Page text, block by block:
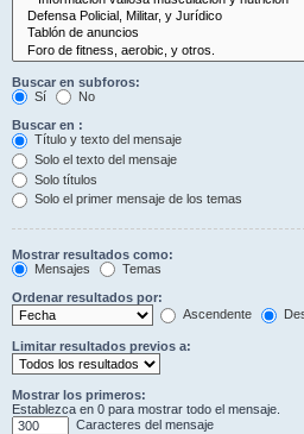
Buscar en subforos:
Sí
No
Buscar en :
Título y texto del mensaje
Solo el texto del mensaje
Solo títulos
Solo el primer mensaje de los temas
Mostrar resultados como:
Mensajes
Temas
Ordenar resultados por:
Ascendente
Limitar resultados previos a:
Mostrar los primeros:
Establezca en 0 para mostrar todo el mensaje.
Caracteres del mensaje